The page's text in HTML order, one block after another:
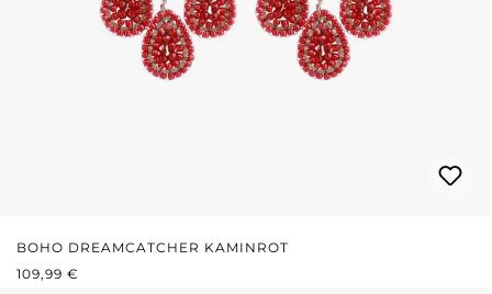
BOHO DREAMCATCHER KAMINROT
REGULÄRER PREIS:
109,99 €